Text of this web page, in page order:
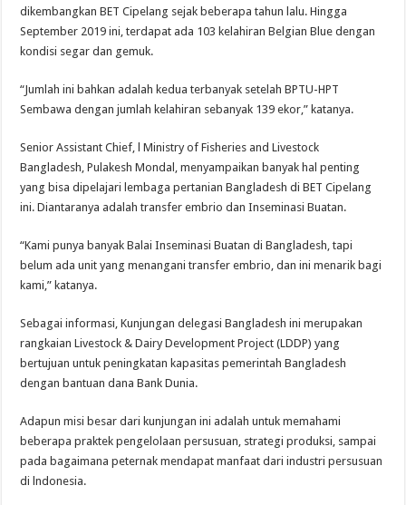
dikembangkan BET Cipelang sejak beberapa tahun lalu. Hingga
September 2019 ini, terdapat ada 103 kelahiran Belgian Blue dengan
kondisi segar dan gemuk.
“Jumlah ini bahkan adalah kedua terbanyak setelah BPTU-HPT
Sembawa dengan jumlah kelahiran sebanyak 139 ekor,” katanya.
Senior Assistant Chief, l Ministry of Fisheries and Livestock
Bangladesh, Pulakesh Mondal, menyampaikan banyak hal penting
yang bisa dipelajari lembaga pertanian Bangladesh di BET Cipelang
ini. Diantaranya adalah transfer embrio dan Inseminasi Buatan.
“Kami punya banyak Balai Inseminasi Buatan di Bangladesh, tapi
belum ada unit yang menangani transfer embrio, dan ini menarik bagi
kami,” katanya.
Sebagai informasi, Kunjungan delegasi Bangladesh ini merupakan
rangkaian Livestock & Dairy Development Project (LDDP) yang
bertujuan untuk peningkatan kapasitas pemerintah Bangladesh
dengan bantuan dana Bank Dunia.
Adapun misi besar dari kunjungan ini adalah untuk memahami
beberapa praktek pengelolaan persusuan, strategi produksi, sampai
pada bagaimana peternak mendapat manfaat dari industri persusuan
di lndonesia.